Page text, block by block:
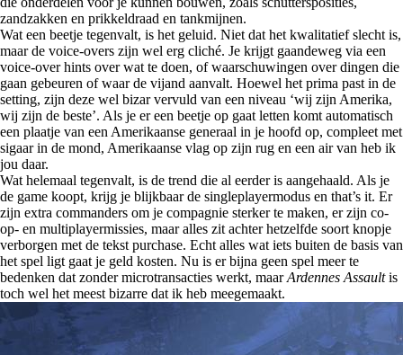
zandzakken en prikkeldraad en tankmijnen.
Wat een beetje tegenvalt, is het geluid. Niet dat het kwalitatief slecht is,
maar de voice-overs zijn wel erg cliché. Je krijgt gaandeweg via een
voice-over hints over wat te doen, of waarschuwingen over dingen die
gaan gebeuren of waar de vijand aanvalt. Hoewel het prima past in de
setting, zijn deze wel bizar vervuld van een niveau ‘wij zijn Amerika,
wij zijn de beste’. Als je er een beetje op gaat letten komt automatisch
een plaatje van een Amerikaanse generaal in je hoofd op, compleet met
sigaar in de mond, Amerikaanse vlag op zijn rug en een air van heb ik
jou daar.
Wat helemaal tegenvalt, is de trend die al eerder is aangehaald. Als je
de game koopt, krijg je blijkbaar de singleplayermodus en that’s it. Er
zijn extra commanders om je compagnie sterker te maken, er zijn co-
op- en multiplayermissies, maar alles zit achter hetzelfde soort knopje
verborgen met de tekst purchase. Echt alles wat iets buiten de basis van
het spel ligt gaat je geld kosten. Nu is er bijna geen spel meer te
bedenken dat zonder microtransacties werkt, maarArdennes Assaultis
toch wel het meest bizarre dat ik heb meegemaakt.